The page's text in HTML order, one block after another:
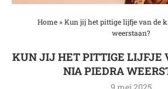
Home» Kun jij het pittige lijfje van de
weerstaan?
KUN JIJ HET PITTIGE LIJFJE
NIA PIEDRA
9 mei 2025